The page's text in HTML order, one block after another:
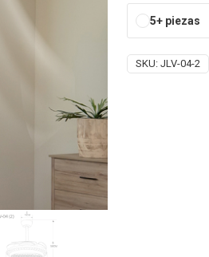
5+ piezas
SKU: JLV-04-2